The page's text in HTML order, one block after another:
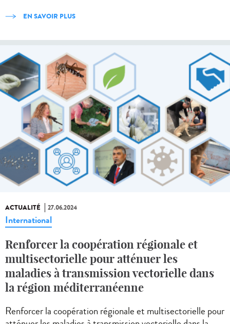
EN SAVOIR PLUS
ACTUALITÉ 27.06.2024
International
Renforcer la coopération régionale et
multisectorielle pour atténuer les
maladies à transmission vectorielle dans
la région méditerranéenne
Renforcer la coopération régionale et multisectorielle pour